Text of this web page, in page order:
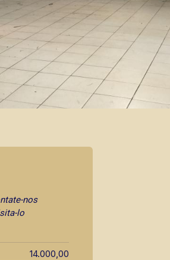
nos
lo
14.000,00